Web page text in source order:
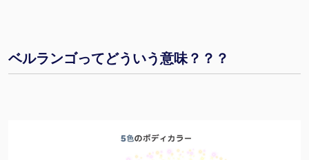
ベルランゴってどういう意味？？？